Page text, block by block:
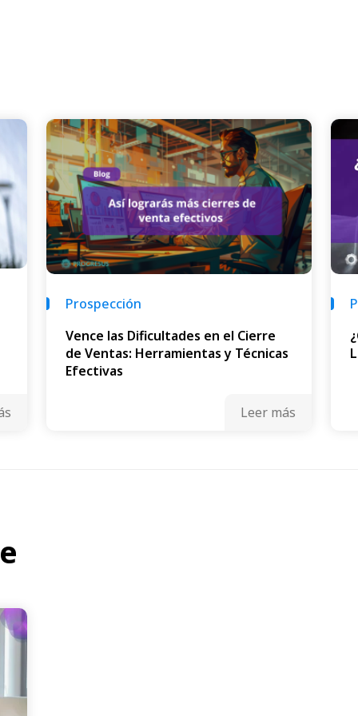
Prospección
Vence las Dificultades en el Cierre
de Ventas: Herramientas y Técnicas
Efectivas
Leer más